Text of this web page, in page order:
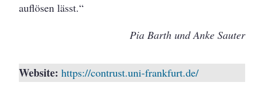
auflösen lässt.“
Pia Barth und Anke Sauter
Website: https://contrust.uni-frankfurt.de/